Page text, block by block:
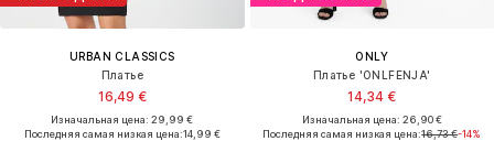
URBAN CLASSICS
Платье
16,49 €
Изначальная цена: 29,99 €
Последняя самая низкая цена:14,99 €
ONLY
Платье 'ONLFENJA'
14,34 €
Изначальная цена: 26,90 €
Последняя самая низкая цена:16,73 €-14%